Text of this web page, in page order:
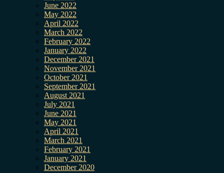
June 2022
May 2022
April 2022
March 2022
February 2022
January 2022
December 2021
November 2021
October 2021
September 2021
August 2021
July 2021
June 2021
May 2021
April 2021
March 2021
February 2021
January 2021
December 2020